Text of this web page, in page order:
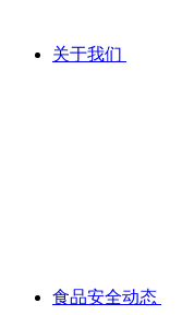
关于我们
食品安全动态